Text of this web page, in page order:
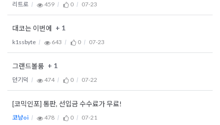
리트로 459 0 07-23
대코는 이번에 + 1
k1ssbyte 643 0 07-23
그랜드볼룸 + 1
던기덕 474 0 07-22
[코믹인포] 통판, 선입금 수수료가 무료!
코냥oi 478 0 07-21